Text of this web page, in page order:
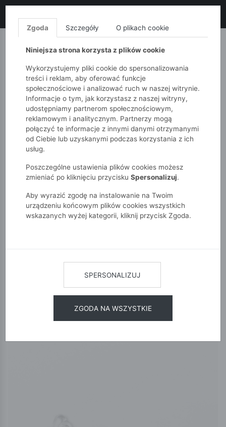
MONNARI QUIOSQUE
51015kids Akcesoria
AKCESORIA
Diabeł tkwi w szczegółach, a idealna stylizacja w dodatkach! W
kategorii "Akcesoria i dodatki" w 5.10.15 zebraliśmy wszystko to,
co stanowi kropkę nad "i" w garderobie każdego dziecka. Od
Zgoda Szczegóły O plikach cookie
Niniejsza strona korzysta z plików cookie
Wykorzystujemy pliki cookie do spersonalizowania
treści i reklam, aby oferować funkcje
społecznościowe i analizować ruch w naszej witrynie.
Informacje o tym, jak korzystasz z naszej witryny,
udostępniamy partnerom społecznościowym,
reklamowym i analitycznym. Partnerzy mogą
połączyć te informacje z innymi danymi otrzymanymi
od Ciebie lub uzyskanymi podczas korzystania z ich
usług.
Poszczególne ustawienia plików cookies możesz
zmieniać po kliknięciu przycisku Spersonalizuj.
Aby wyrazić zgodę na instalowanie na Twoim
urządzeniu końcowym plików cookies wszystkich
wskazanych wyżej kategorii, kliknij przycisk Zgoda.
SPERSONALIZUJ
ZGODA NA WSZYSTKIE